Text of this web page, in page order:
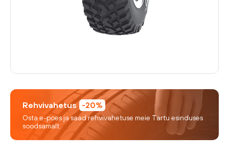
Rehvivahetus -20%
Osta e-poes ja saad rehvivahetuse meie Tartu esinduses
soodsamalt.